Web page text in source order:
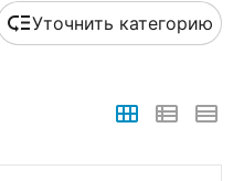
Уточнить категорию